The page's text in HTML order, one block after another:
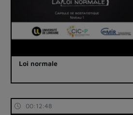
Loi normale
00:12:48